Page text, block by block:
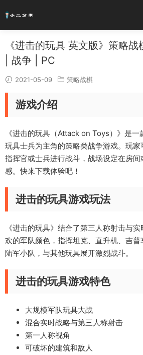
《进击的玩具 英文版》策略
| 战争 | PC
2021-05-09 策略战棋
游戏介绍
《进击的玩具（Attack on Toys）》是
玩具士兵为主角的策略类战争游戏。玩
指挥官或士兵进行战斗，战场设定在房间
感。快来下载体验吧！
进击的玩具游戏玩法
《进击的玩具》结合了第三人称射击与
欢的军队颜色，指挥坦克、直升机、吉
陆军小队，与其他玩具展开激烈战斗。
进击的玩具游戏特色
大规模军队玩具大战
混合实时战略与第三人称射击
第一人称视角
可破坏的建筑和敌人